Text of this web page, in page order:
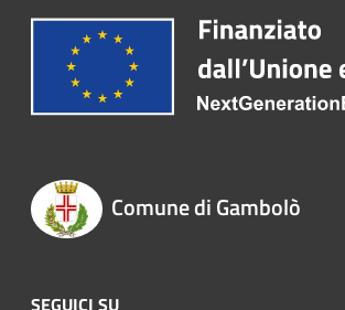
Comune di Gambolò
SEGUICI SU